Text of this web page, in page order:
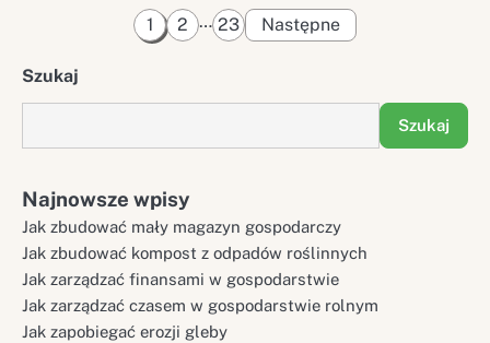
Stronicowanie
1 2 … 23 Następne
Szukaj
Szukaj
Najnowsze wpisy
Jak zbudować mały magazyn gospodarczy
Jak zbudować kompost z odpadów roślinnych
Jak zarządzać finansami w gospodarstwie
Jak zarządzać czasem w gospodarstwie rolnym
Jak zapobiegać erozji gleby